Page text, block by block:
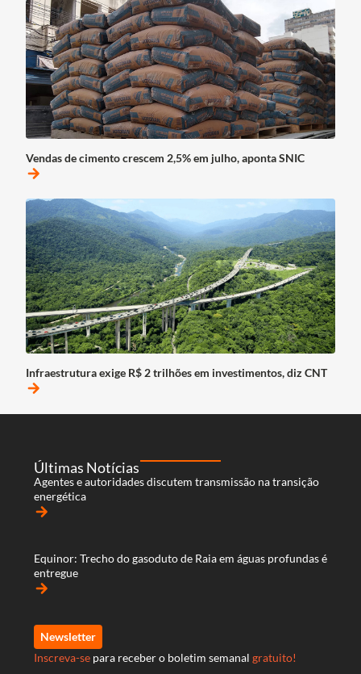
Vendas de cimento crescem 2,5% em julho, aponta SNIC
arrow_forward
Infraestrutura exige R$ 2 trilhões em investimentos, diz CNT
arrow_forward
Últimas Notícias
Agentes e autoridades discutem transmissão na transição
energética
arrow_forward
Equinor: Trecho do gasoduto de Raia em águas profundas é
entregue
arrow_forward
Newsletter
Inscreva-se para receber o boletim semanal gratuito!